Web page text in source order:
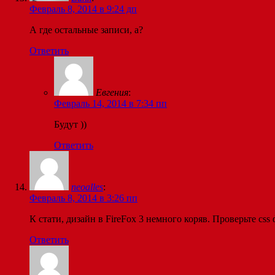
Февраль 8, 2014 в 9:24 дп
А где остальные записи, а?
Ответить
Евгения:
Февраль 14, 2014 в 7:34 пп
Будут ))
Ответить
neoalles:
Февраль 8, 2014 в 3:26 пп
К стати, дизайн в FireFox 3 немного коряв. Проверьте css
Ответить